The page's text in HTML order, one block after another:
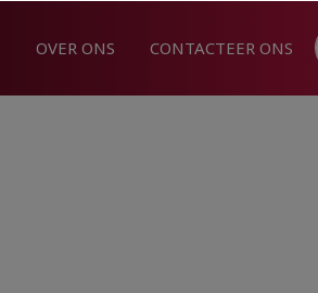
OVER ONS CONTACTEER ONS